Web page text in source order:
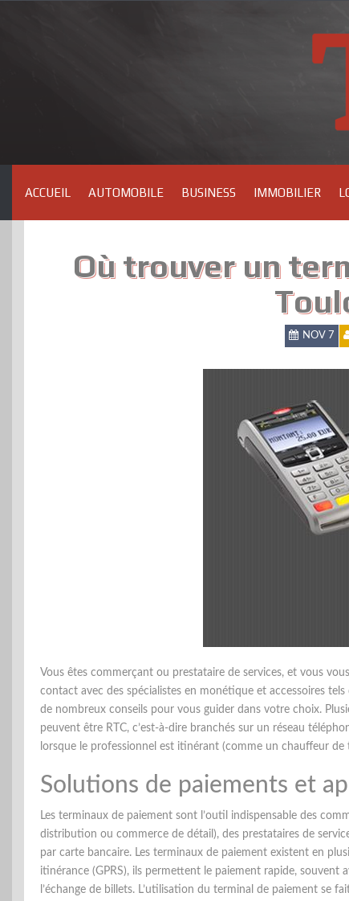
ACCUEIL AUTOMOBILE BUSINESS IMMOBILIER
Où trouver un
NOV 7
Vous êtes commerçant ou prestataire de services, et vous
contact avec des spécialistes en monétique et accessoires
de nombreux conseils pour vous guider dans votre choix.
peuvent être RTC, c’est-à-dire branchés sur un réseau
lorsque le professionnel est itinérant (comme un chauffeur de
Solutions de paiements et
Les terminaux de paiement sont l’outil indispensable des
distribution ou commerce de détail), des prestataires de
par carte bancaire. Les terminaux de paiement existent en
itinérance (GPRS), ils permettent le paiement rapide, souvent
l’échange de billets. L’utilisation du terminal de paiement se